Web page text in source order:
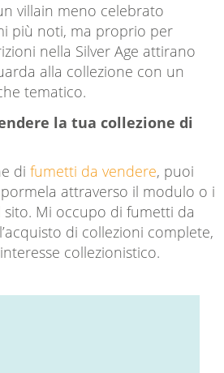
villain meno celebrato
più noti, ma proprio per
nella Silver Age attirano
alla collezione con un
tematico.
la tua collezione di
di fumetti da vendere, puoi
attraverso il modulo o i
Mi occupo di fumetti da
di collezioni complete,
collezionistico.